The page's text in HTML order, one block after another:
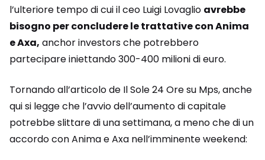
l’ulteriore tempo di cui il ceo Luigi Lovaglio avrebbe
bisogno per concludere le trattative con Anima
e Axa, anchor investors che potrebbero
partecipare iniettando 300-400 milioni di euro.
Tornando all’articolo de Il Sole 24 Ore su Mps, anche
qui si legge che l’avvio dell’aumento di capitale
potrebbe slittare di una settimana, a meno che di un
accordo con Anima e Axa nell’imminente weekend: